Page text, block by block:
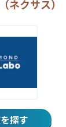
ネクサス）
探す